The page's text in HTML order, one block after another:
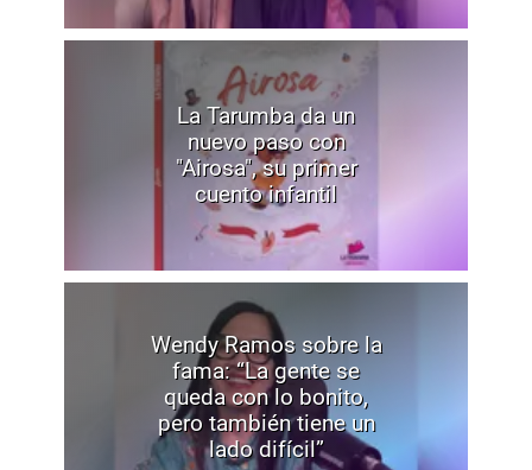
La Tarumba da un
nuevo paso con
"Airosa", su primer
cuento infantil
Wendy Ramos sobre la
fama: “La gente se
queda con lo bonito,
pero también tiene un
lado difícil”